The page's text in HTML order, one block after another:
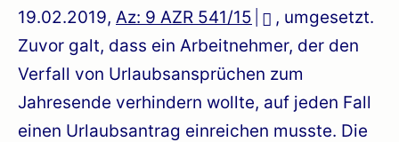
19.02.2019, Az: 9 AZR 541/15
, umgesetzt.
Zuvor galt, dass ein Arbeitnehmer, der den
Verfall von Urlaubsansprüchen zum
Jahresende verhindern wollte, auf jeden Fall
einen Urlaubsantrag einreichen musste. Die